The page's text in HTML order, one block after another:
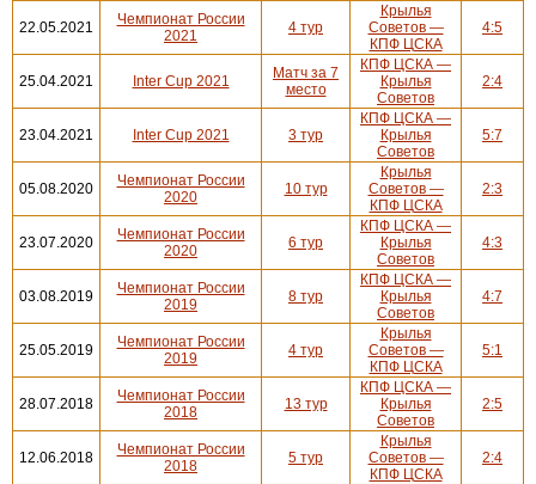
22.05.2021
Чемпионат России
2021
4 тур
Крылья
Советов —
КПФ ЦСКА
4:5
25.04.2021 Inter Cup 2021
Матч за 7
место
КПФ ЦСКА —
Крылья
Советов
2:4
23.04.2021 Inter Cup 2021 3 тур
КПФ ЦСКА —
Крылья
Советов
5:7
05.08.2020
Чемпионат России
2020
10 тур
Крылья
Советов —
КПФ ЦСКА
2:3
23.07.2020
Чемпионат России
2020
6 тур
КПФ ЦСКА —
Крылья
Советов
4:3
03.08.2019
Чемпионат России
2019
8 тур
КПФ ЦСКА —
Крылья
Советов
4:7
25.05.2019
Чемпионат России
2019
4 тур
Крылья
Советов —
КПФ ЦСКА
5:1
28.07.2018
Чемпионат России
2018
13 тур
КПФ ЦСКА —
Крылья
Советов
2:5
12.06.2018
Чемпионат России
2018
5 тур
Крылья
Советов —
КПФ ЦСКА
2:4